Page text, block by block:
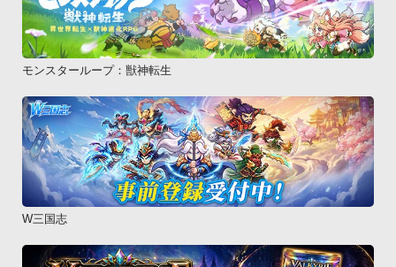
モンスターループ：獣神転生
W三国志